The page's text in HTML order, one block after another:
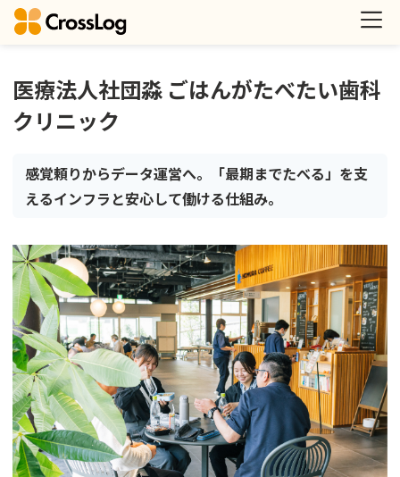
医療法人社団淼 ごはんがたべたい歯科
クリニック
感覚頼りからデータ運営へ。「最期までたべる」を支
えるインフラと安心して働ける仕組み。